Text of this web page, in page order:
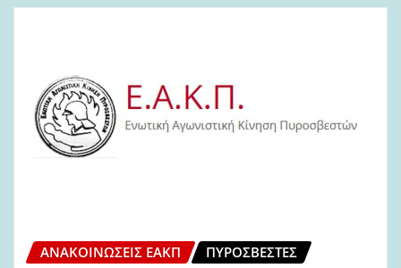
ΑΝΑΚΟΙΝΏΣΕΙΣ ΕΑΚΠ ΠΥΡΟΣΒΈΣΤΕΣ